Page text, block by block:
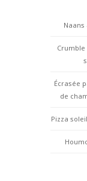
Écrasée
de
Pizza